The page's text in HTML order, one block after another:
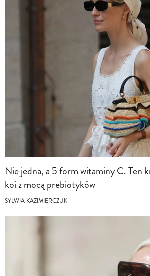
Nie jedna, a 5 form witaminy C. Ten
koi z mocą prebiotyków
SYLWIA KAZIMIERCZUK